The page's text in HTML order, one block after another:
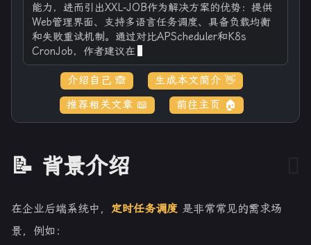
能力，进而引出XXL-JOB作为解决方案的优势：提供
Web管理界面、支持多语言任务调度、具备负载均衡
和失败重试机制。通过对比APScheduler和K8s
CronJob，作者建议在需要统一调度和分
介绍自己 🙈
生成本文简介 👋
推荐相关文章 📖
前往主页 🏠
📝 背景介绍
在企业后端系统中， 定时任务调度 是非常常见的需求场
景，例如：